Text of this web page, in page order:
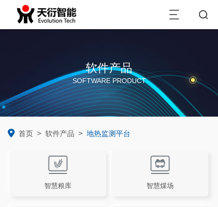
软件产品
SOFTWARE PRODUCT
首页 >软件产品 >地热监测平台
智慧粮库 智慧煤场